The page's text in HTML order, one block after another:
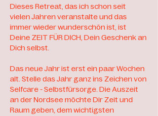
Dieses Retreat, das ich schon seit
vielen Jahren veranstalte und das
immer wieder wunderschön ist, ist
Deine ZEIT FÜR DICH, Dein Geschenk an
Dich selbst.
Das neue Jahr ist erst ein paar Wochen
alt. Stelle das Jahr ganz ins Zeichen von
Selfcare - Selbstfürsorge. Die Auszeit
an der Nordsee möchte Dir Zeit und
Raum geben, dem wichtigsten